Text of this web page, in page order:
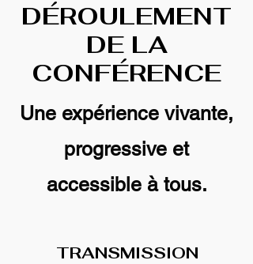
DÉROULEMENT
DE LA
CONFÉRENCE
Une expérience vivante,
progressive et
accessible à tous.
TRANSMISSION